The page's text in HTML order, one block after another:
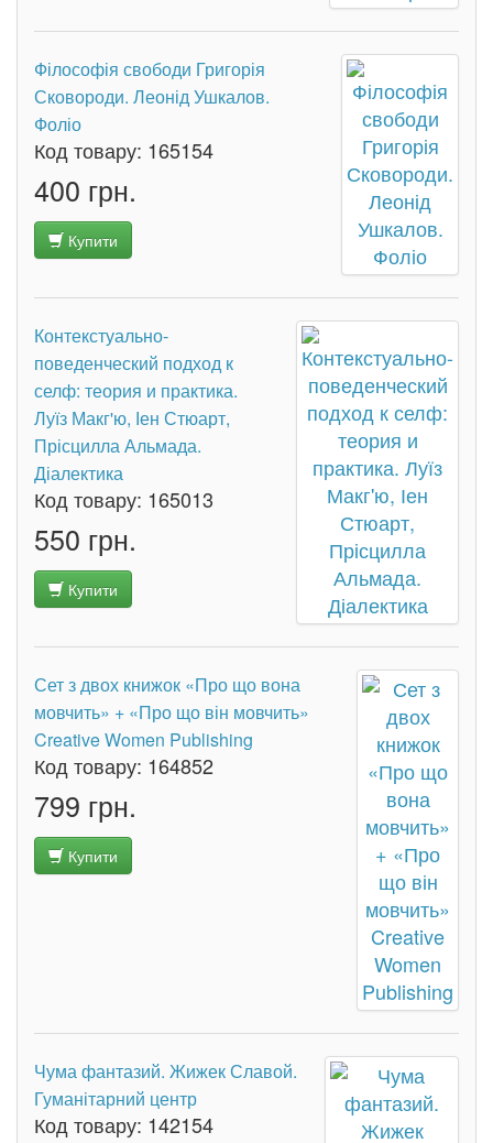
Філософія свободи Григорія
Сковороди. Леонід Ушкалов.
Фоліо
Код товару: 165154
400 грн.
Купити
Контекстуально-
поведенческий подход к
селф: теория и практика.
Луїз Макг'ю, Іен Стюарт,
Прісцилла Альмада.
Діалектика
Код товару: 165013
550 грн.
Купити
Сет з двох книжок «Про що вона
мовчить» + «Про що він мовчить»
Creative Women Publishing
Код товару: 164852
799 грн.
Купити
Чума фантазий. Жижек Славой.
Гуманітарний центр
Код товару: 142154